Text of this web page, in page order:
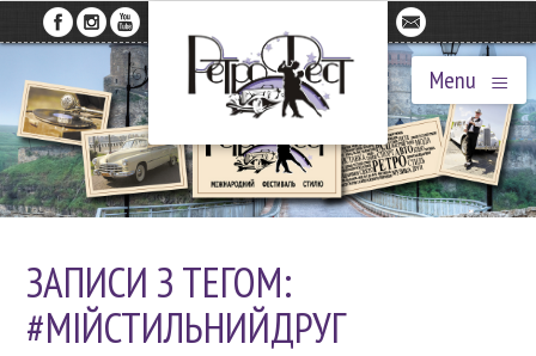
Menu ≡
ЗАПИСИ З ТЕГОМ:
#МІЙСТИЛЬНИЙДРУГ